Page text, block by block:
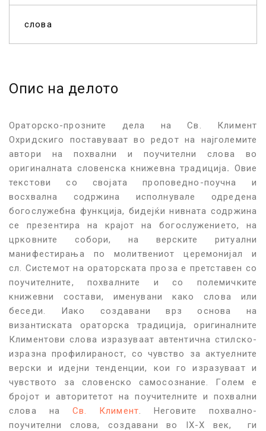
слова
Опис на делото
Ораторско-прозните дела на Св. Климент
Охридскиго поставуваат во редот на најголемите
автори на похвални и поучителни слова во
оригиналната словенска книжевна традиција. Овие
текстови со својата проповедно-поучна и
восхвална содржина исполнувале одредена
богослужебна функција, бидејќи нивната содржина
се презентира на крајот на богослужението, на
црковните собори, на верските ритуални
манифестирања по молитвениот церемонијал и
сл. Системот на ораторската проза е претставен со
поучителните, похвалните и со полемичките
книжевни состави, именувани како слова или
беседи. Иако создавани врз основа на
византиската ораторска традиција, оригиналните
Климентови слова изразуваат автентична стилско-
изразна профилираност, со чувство за актуелните
верски и идејни тенденции, кои го изразуваат и
чувството за словенско самосознание. Голем е
бројот и авторитетот на поучителните и похвални
слова на Св. Климент . Неговите похвално-
поучителни слова, создавани во IX-X век, ги